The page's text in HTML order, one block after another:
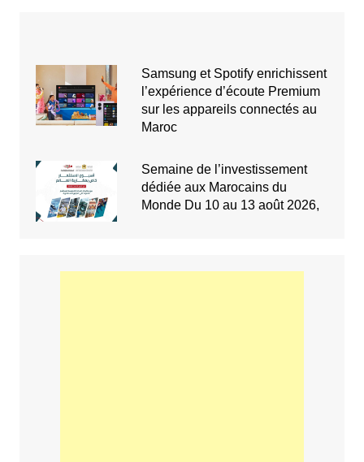
Samsung et Spotify enrichissent
l’expérience d’écoute Premium
sur les appareils connectés au
Maroc
Semaine de l’investissement
dédiée aux Marocains du
Monde Du 10 au 13 août 2026,